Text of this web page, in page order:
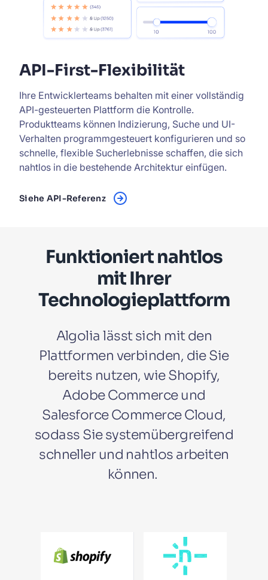
API-First-Flexibilität
Ihre Entwicklerteams behalten mit einer vollständig
API-gesteuerten Plattform die Kontrolle.
Produktteams können Indizierung, Suche und UI-
Verhalten programmgesteuert konfigurieren und so
schnelle, flexible Sucherlebnisse schaffen, die sich
nahtlos in die bestehende Architektur einfügen.
Siehe API-Referenz
Funktioniert nahtlos
mit Ihrer
Technologieplattform
Algolia lässt sich mit den
Plattformen verbinden, die Sie
bereits nutzen, wie Shopify,
Adobe Commerce und
Salesforce Commerce Cloud,
sodass Sie systemübergreifend
schneller und nahtlos arbeiten
können.